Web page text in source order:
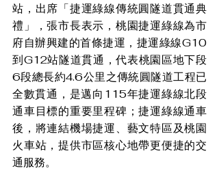
站，出席「捷運綠線傳統圓隧道貫通典
禮」，張市長表示，桃園捷運綠線為市
府自辦興建的首條捷運，捷運綠線G10
到G12站隧道貫通，代表桃園區地下段
6段總長約4.6公里之傳統圓隧道工程已
全數貫通，是邁向115年捷運綠線北段
通車目標的重要里程碑；捷運綠線通車
後，將連結機場捷運、藝文特區及桃園
火車站，提供市區核心地帶更便捷的交
通服務。